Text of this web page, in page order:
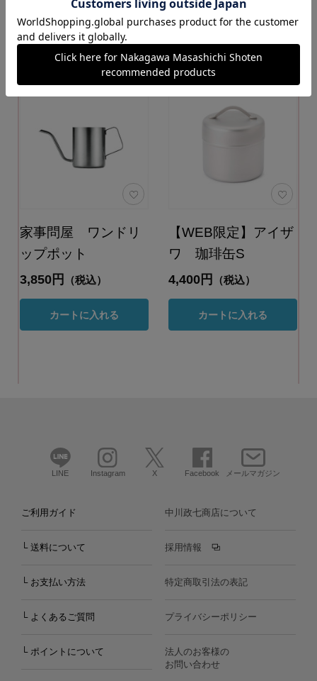
カートに入れる
家事問屋 ワンドリ
ップポット
3,850円 （税込）
カートに入れる
【WEB限定】アイザ
ワ 珈琲缶S
4,400円 （税込）
カートに入れる
LINE Instagram X Facebook メールマガジン
ご利用ガイド
└ 送料について
└ お支払い方法
└ よくあるご質問
└ ポイントについて
中川政七商店について
採用情報
特定商取引法の表記
プライバシーポリシー
法人のお客様の
お問い合わせ